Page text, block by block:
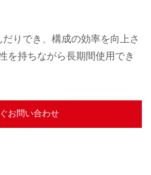
りでき、構成の効率を向上さ
を持ちながら長期間使用でき
お問い合わせ